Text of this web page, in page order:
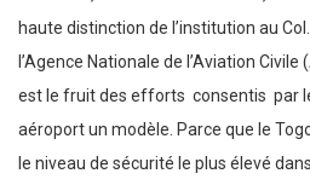
haute distinction de l’institution au
l’Agence Nationale de l’Aviation
est le fruit des efforts consentis par
aéroport un modèle. Parce que le
le niveau de sécurité le plus élevé